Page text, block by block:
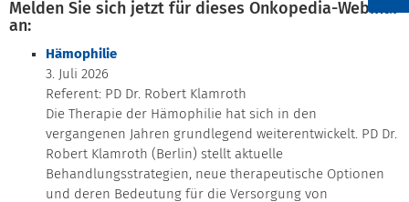
Melden Sie sich jetzt für dieses Onkopedia-Webinar
an:
Hämophilie
3. Juli 2026
Referent: PD Dr. Robert Klamroth
Die Therapie der Hämophilie hat sich in den
vergangenen Jahren grundlegend weiterentwickelt. PD Dr.
Robert Klamroth (Berlin) stellt aktuelle
Behandlungsstrategien, neue therapeutische Optionen
und deren Bedeutung für die Versorgung von